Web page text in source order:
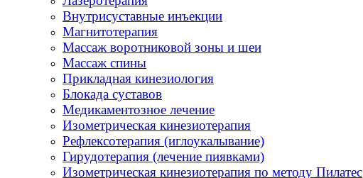
Внутрисуставные инъекции
Магнитотерапия
Массаж воротниковой зоны и шеи
Массаж спины
Прикладная кинезиология
Блокада суставов
Медикаментозное лечение
Изометрическая кинезиотерапия
Рефлексотерапия (иглоукалывание)
Гирудотерапия (лечение пиявками)
Изометрическая кинезиотерапия по методу Пилатес